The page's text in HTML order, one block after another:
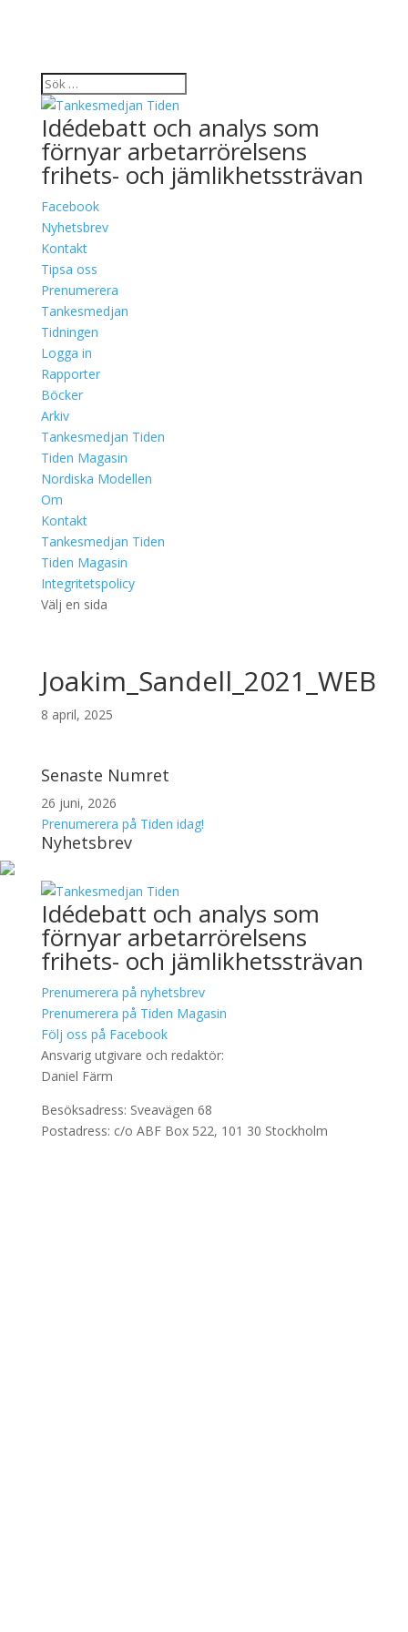
Idédebatt och analys som
förnyar arbetarrörelsens
frihets- och jämlikhetssträvan
Facebook
Nyhetsbrev
Kontakt
Tipsa oss
Prenumerera
Tankesmedjan
Tidningen
Logga in
Rapporter
Böcker
Arkiv
Tankesmedjan Tiden
Tiden Magasin
Nordiska Modellen
Om
Kontakt
Tankesmedjan Tiden
Tiden Magasin
Integritetspolicy
Välj en sida
Joakim_Sandell_2021_WEB
8 april, 2025
Senaste Numret
26 juni, 2026
Prenumerera på Tiden idag!
Nyhetsbrev
Idédebatt och analys som
förnyar arbetarrörelsens
frihets- och jämlikhetssträvan
Prenumerera på nyhetsbrev
Prenumerera på Tiden Magasin
Följ oss på Facebook
Ansvarig utgivare och redaktör:
Daniel Färm
Besöksadress: Sveavägen 68
Postadress: c/o ABF Box 522, 101 30 Stockholm